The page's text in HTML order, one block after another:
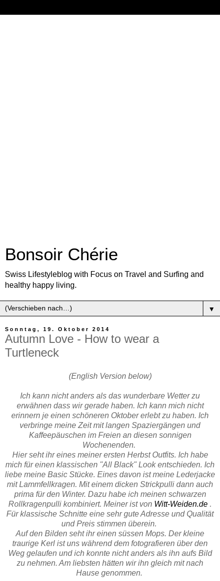
Bonsoir Chérie
Swiss Lifestyleblog with Focus on Travel and Surfing and
healthy happy living.
▼
Sonntag, 19. Oktober 2014
Autumn Love - How to wear a
Turtleneck
(English Version below)
Ich kann nicht anders als das wunderbare Wetter zu
erwähnen dass wir gerade haben. Ich kann mich nicht
erinnern je einen schöneren Oktober erlebt zu haben. Ich
verbringe meine Zeit mit langen Spaziergängen und
Kaffeepäuschen im Freien an diesen sonnigen
Wochenenden.
Hier seht ihr eines meiner ersten Herbst Outfits. Ich habe
mich für einen klassischen "All Black" Look entschieden. Ich
liebe meine Basic Stücke. Eines davon ist meine Lederjacke
mit Lammfellkragen. Mit einem dicken Strickpulli dann auch
prima für den Winter. Dazu habe ich meinen schwarzen
Rollkragenpulli kombiniert. Meiner ist von Witt-Weiden.de .
Für klassische Schnitte eine sehr gute Adresse und Qualität
und Preis stimmen überein.
Auf den Bilden seht ihr einen süssen Mops. Der kleine
traurige Kerl ist uns während dem fotografieren über den
Weg gelaufen und ich konnte nicht anders als ihn aufs Bild
zu nehmen. Am liebsten hätten wir ihn gleich mit nach
Hause genommen.